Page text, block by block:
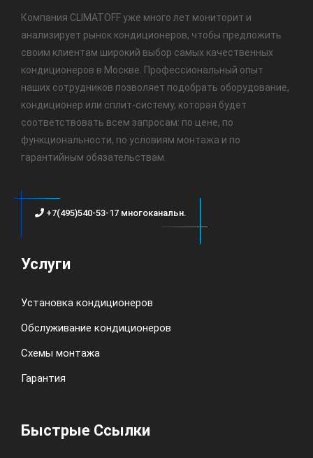
Компания CLIMATOFF уже много лет мониторит и
анализирует рынок кондиционеров, чтобы предложить
своим клиентам широкий выбор самых качественных
кондиционеров в Москве. Профессиональный опыт
наших сотрудников позволяет подобрать оборудование,
кондиционер или сплит-систему, которая будет
соответствовать всем запросам: по цене, по
функциональности, по условиям монтажа и по
гарантийным обязательствам.
+7(495)540-53-17 многоканальн.
Услуги
Установка кондиционеров
Обслуживание кондиционеров
Схемы монтажа
Гарантия
Быстрые Ссылки